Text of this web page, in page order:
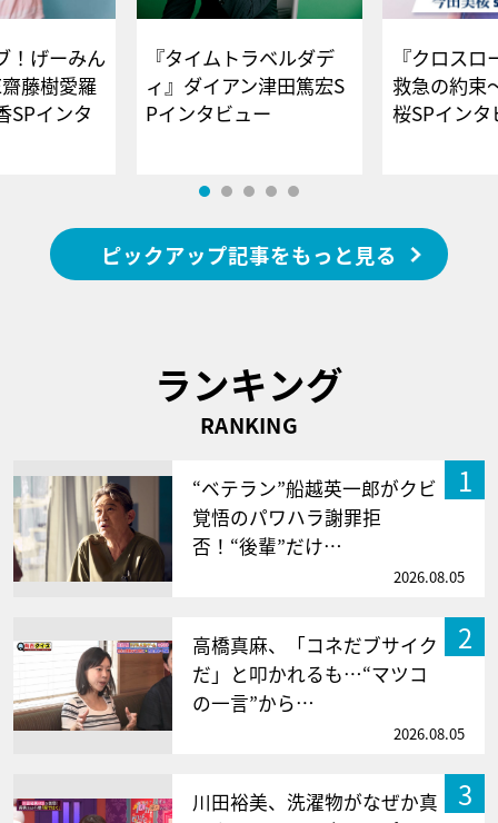
！げーみん
藤樹愛羅
SPインタ
『タイムトラベルダデ
ィ』ダイアン津田篤宏S
Pインタビュー
『クロス
救急の約束
桜SPイ
ピックアップ記事をもっと見る
ランキング
RANKING
1
“ベテラン”船越英一郎がクビ
覚悟のパワハラ謝罪拒
否！“後輩”だけ…
2026.08.05
2
高橋真麻、「コネだブサイク
だ」と叩かれるも…“マツコ
の一言”から…
2026.08.05
3
川田裕美、洗濯物がなぜか真